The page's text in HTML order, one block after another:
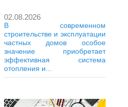
02.08.2026
В современном
строительстве и эксплуатации
частных домов особое
значение приобретает
эффективная система
отопления и...